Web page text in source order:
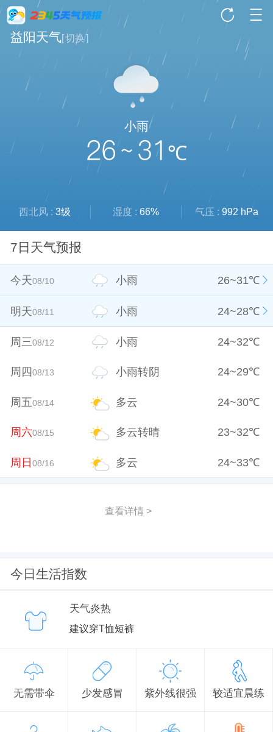
益阳天气[切换]
小雨
26 ~ 31 ℃
西北风 :3级 湿度 : 66% 气压 : 992 hPa
7日天气预报
今天08/10 小雨 26~31℃
明天08/11 小雨 24~28℃
周三08/12 小雨 24~32℃
周四08/13 小雨转阴 24~29℃
周五08/14 多云 24~30℃
周六08/15 多云转晴 23~32℃
周日08/16 多云 24~33℃
查看详情 >
今日生活指数
天气炎热
建议穿T恤短裤
无需带伞 少发感冒 紫外线很强 较适宜晨练